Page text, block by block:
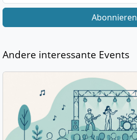
Abonnieren
Andere interessante Events